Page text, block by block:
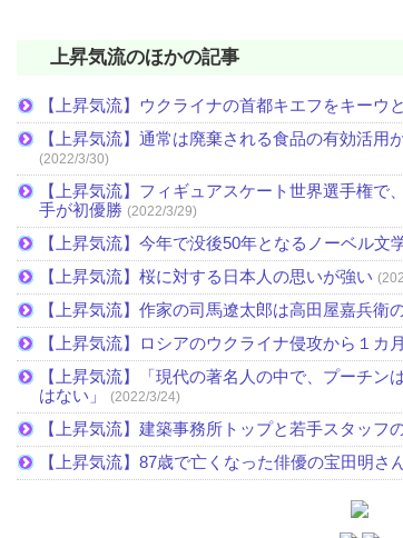
上昇気流のほかの記事
【上昇気流】ウクライナの首都キエフをキーウ
【上昇気流】通常は廃棄される食品の有効活用
(2022/3/30)
【上昇気流】フィギュアスケート世界選手権
手が初優勝 (2022/3/29)
【上昇気流】今年で没後50年となるノーベル文
【上昇気流】桜に対する日本人の思いが強い
【上昇気流】作家の司馬遼太郎は高田屋嘉兵衛
【上昇気流】ロシアのウクライナ侵攻から１カ
【上昇気流】「現代の著名人の中で、プーチ
はない」
(2022/3/24)
【上昇気流】建築事務所トップと若手スタッフ
【上昇気流】87歳で亡くなった俳優の宝田明さ